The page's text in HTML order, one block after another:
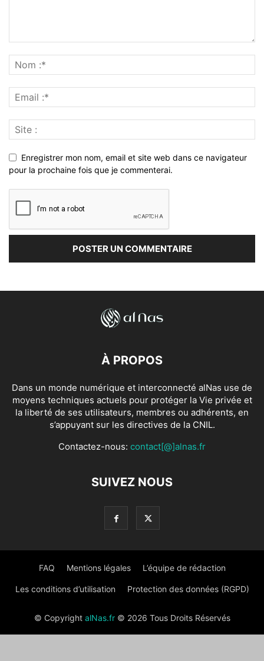
Enregistrer mon nom, email et site web dans ce navigateur
pour la prochaine fois que je commenterai.
À PROPOS
Dans un monde numérique et interconnecté alNas use de
moyens techniques actuels pour protéger la Vie privée et
la liberté de ses utilisateurs, membres ou adhérents, en
s’appuyant sur les directives de la CNIL.
Contactez-nous: contact[@]alnas.fr
SUIVEZ NOUS
FAQ Mentions légales L’équipe de rédaction
Les conditions d’utilisation Protection des données (RGPD)
© Copyright alNas.fr© 2026 Tous Droits Réservés